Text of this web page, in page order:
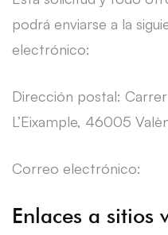
podrá enviarse a la
electrónico:
Dirección postal: Carrer
L’Eixample, 46005
Correo electrónico:
Enlaces a sitios